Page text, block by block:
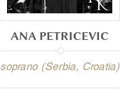
ANA PETRICEVIC
soprano (Serbia, Croatia)